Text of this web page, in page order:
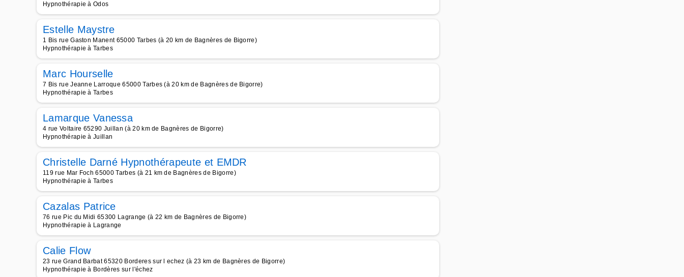
Hypnothérapie à Odos
Estelle Maystre
1 Bis rue Gaston Manent 65000 Tarbes (à 20 km de Bagnères de Bigorre)
Hypnothérapie à Tarbes
Marc Hourselle
7 Bis rue Jeanne Larroque 65000 Tarbes (à 20 km de Bagnères de Bigorre)
Hypnothérapie à Tarbes
Lamarque Vanessa
4 rue Voltaire 65290 Juillan (à 20 km de Bagnères de Bigorre)
Hypnothérapie à Juillan
Christelle Darné Hypnothérapeute et EMDR
119 rue Mar Foch 65000 Tarbes (à 21 km de Bagnères de Bigorre)
Hypnothérapie à Tarbes
Cazalas Patrice
76 rue Pic du Midi 65300 Lagrange (à 22 km de Bagnères de Bigorre)
Hypnothérapie à Lagrange
Calie Flow
23 rue Grand Barbat 65320 Borderes sur l echez (à 23 km de Bagnères de Bigorre)
Hypnothérapie à Bordères sur l'échez